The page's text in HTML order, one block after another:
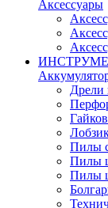
Аксессуары
Дрели
Пилы
Пилы
Пилы